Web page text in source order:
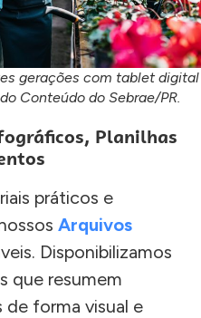
gerações com tablet digital
Conteúdo do Sebrae/PR.
Planilhas
práticos e
Arquivos
Disponibilizamos
que resumem
de forma visual e